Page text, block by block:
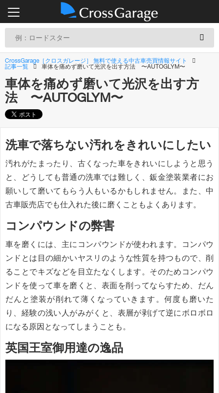
CrossGarage［クロスガレージ］ 無料で使える中古車売買情報サイト
記事一覧
車体を痛めず磨いて光沢を出す方法 〜AUTOGLYM〜
車体を痛めず磨いて光沢を出す方
法 〜AUTOGLYM〜
洗車で落ちない汚れをきれいにしたい
汚れがたまったり、古くなった車をきれいにしようと思う
と、どうしても普通の洗車では難しく、鈑金塗装業者にお
願いして磨いてもらう人もいるかもしれません。また、中
古車販売店でも仕入れた後に磨くこともよくあります。
コンパウンドの弊害
車を磨くには、主にコンパウンドが使われます。コンパウ
ンドとは目の細かいヤスリのような性質を持つもので、削
ることでキズなどを目立たなくします。そのためコンパウ
ンドを使って車を磨くと、表面を削ってならすため、だん
だんと塗装が削れて薄くなっていきます。何度も磨いた
り、経験の浅い人がみがくと、表層が剥げて逆にボロボロ
になる原因となってしまうことも。
英国王室御用達の逸品